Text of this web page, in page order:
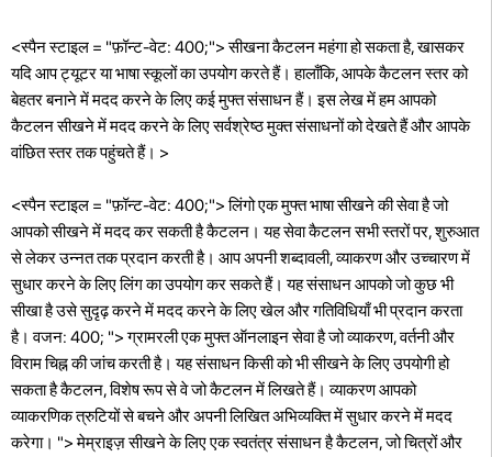
<स्पैन स्टाइल = "फ़ॉन्ट-वेट: 400;"> सीखना कैटलन महंगा हो सकता है, खासकर
यदि आप ट्यूटर या भाषा स्कूलों का उपयोग करते हैं। हालाँकि, आपके कैटलन स्तर को
बेहतर बनाने में मदद करने के लिए कई मुफ्त संसाधन हैं। इस लेख में हम आपको
कैटलन सीखने में मदद करने के लिए सर्वश्रेष्ठ मुक्त संसाधनों को देखते हैं और आपके
वांछित स्तर तक पहुंचते हैं। >
<स्पैन स्टाइल = "फ़ॉन्ट-वेट: 400;"> लिंगो एक मुफ्त भाषा सीखने की सेवा है जो
आपको सीखने में मदद कर सकती है कैटलन। यह सेवा कैटलन सभी स्तरों पर, शुरुआत
से लेकर उन्नत तक प्रदान करती है। आप अपनी शब्दावली, व्याकरण और उच्चारण में
सुधार करने के लिए लिंग का उपयोग कर सकते हैं। यह संसाधन आपको जो कुछ भी
सीखा है उसे सुदृढ़ करने में मदद करने के लिए खेल और गतिविधियाँ भी प्रदान करता
है। वजन: 400; "> ग्रामरली एक मुफ्त ऑनलाइन सेवा है जो व्याकरण, वर्तनी और
विराम चिह्न की जांच करती है। यह संसाधन किसी को भी सीखने के लिए उपयोगी हो
सकता है कैटलन, विशेष रूप से वे जो कैटलन में लिखते हैं। व्याकरण आपको
व्याकरणिक त्रुटियों से बचने और अपनी लिखित अभिव्यक्ति में सुधार करने में मदद
करेगा। "> मेम्राइज़ सीखने के लिए एक स्वतंत्र संसाधन है कैटलन, जो चित्रों और